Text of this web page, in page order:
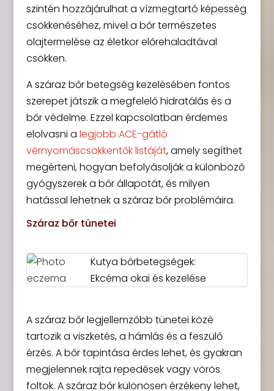
szintén hozzájárulhat a vízmegtartó képesség
csökkenéséhez, mivel a bőr természetes
olajtermelése az életkor előrehaladtával
csökken.
A száraz bőr betegség kezelésében fontos
szerepet játszik a megfelelő hidratálás és a
bőr védelme. Ezzel kapcsolatban érdemes
elolvasni a legjobb ACE-gátló
vérnyomáscsökkentők listáját, amely segíthet
megérteni, hogyan befolyásolják a különböző
gyógyszerek a bőr állapotát, és milyen
hatással lehetnek a száraz bőr problémáira.
Száraz bőr tünetei
Kutya bőrbetegségek:
Ekcéma okai és kezelése
A száraz bőr legjellemzőbb tünetei közé
tartozik a viszketés, a hámlás és a feszülő
érzés. A bőr tapintása érdes lehet, és gyakran
megjelennek rajta repedések vagy vörös
foltok. A száraz bőr különösen érzékeny lehet,